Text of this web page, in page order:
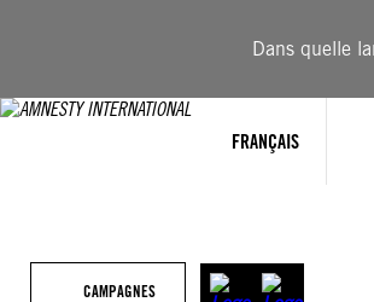
Dans quelle
FRANÇAIS
CAMPAGNES